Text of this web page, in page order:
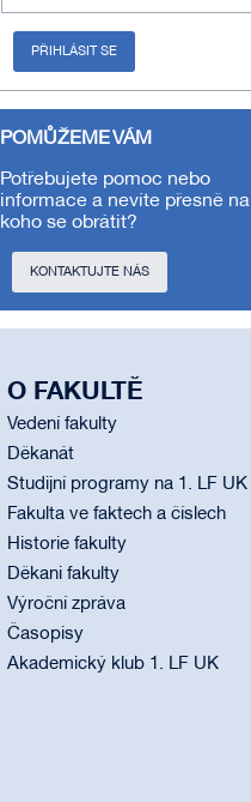
PŘIHLÁSIT SE
POMŮŽEME VÁM
Potřebujete pomoc nebo
informace a nevíte přesně na
koho se obrátit?
KONTAKTUJTE NÁS
O FAKULTĚ
Vedení fakulty
Děkanát
Studijní programy na 1. LF UK
Fakulta ve faktech a číslech
Historie fakulty
Děkani fakulty
Výroční zpráva
Časopisy
Akademický klub 1. LF UK